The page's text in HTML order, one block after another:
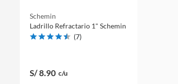
Schemin
Ladrillo Refractario 1" Schemin
(7)
S/ 8.90 c/u